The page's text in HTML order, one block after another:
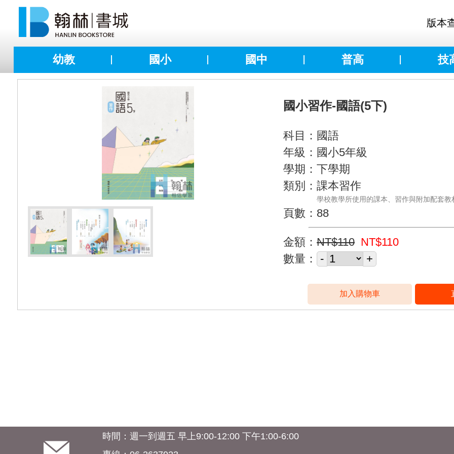
版本
幼教 國小 國中 普高 技
國小習作-國語(5下)
科目：國語
年級：國小5年級
學期：下學期
類別：課本習作
學校教學所使用的課本、習作與附加配套教
頁數：88
金額： NT$110 NT$110
數量：
時間：週一到週五 早上9:00-12:00 下午1:00-6:00